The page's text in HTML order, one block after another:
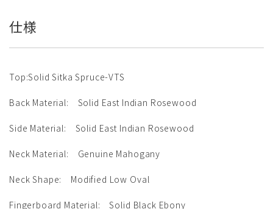
仕様
Top:Solid Sitka Spruce-VTS
Back Material: Solid East Indian Rosewood
Side Material: Solid East Indian Rosewood
Neck Material: Genuine Mahogany
Neck Shape: Modified Low Oval
Fingerboard Material: Solid Black Ebony